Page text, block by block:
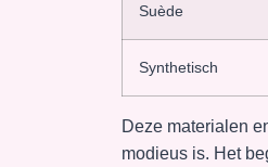
Suède
Synthetisch
Deze materialen
modieus is. Het